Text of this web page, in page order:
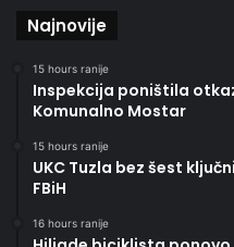
Najnovije
15 hours ranije
Inspekcija poništila
Komunalno Mostar
15 hours ranije
UKC Tuzla bez šest
FBiH
16 hours ranije